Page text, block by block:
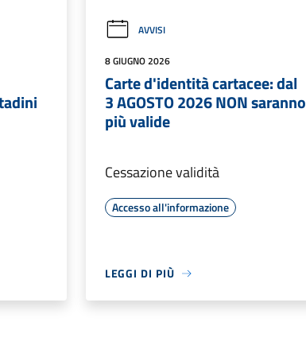
AVVISI
8 GIUGNO 2026
Carte d'identità cartacee: dal
3 AGOSTO 2026 NON saranno
più valide
Cessazione validità
Accesso all'informazione
LEGGI DI PIÙ